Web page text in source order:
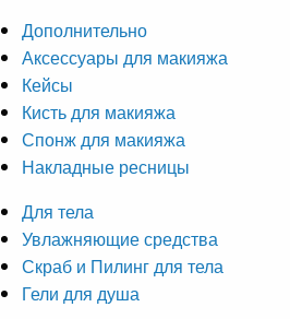
Дополнительно
Аксессуары для макияжа
Кейсы
Кисть для макияжа
Спонж для макияжа
Накладные ресницы
Для тела
Увлажняющие средства
Скраб и Пилинг для тела
Гели для душа